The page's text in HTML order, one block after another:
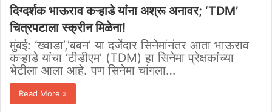
दिग्दर्शक भाऊराव कऱ्हाडे यांना अश्रू अनावर; ‘TDM’
चित्रपटाला स्क्रीन मिळेना!
मुंबई: ‘ख्वाडा’,’बबन’ या दर्जेदार सिनेमांनंतर आता भाऊराव
कऱ्हाडे यांचा ‘टीडीएम’ (TDM) हा सिनेमा प्रेक्षकांच्या
भेटीला आला आहे. पण सिनेमा चांगला…
Read More »